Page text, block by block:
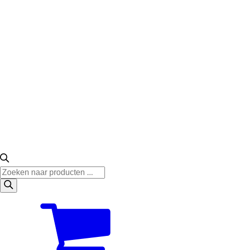
Producten
zoeken